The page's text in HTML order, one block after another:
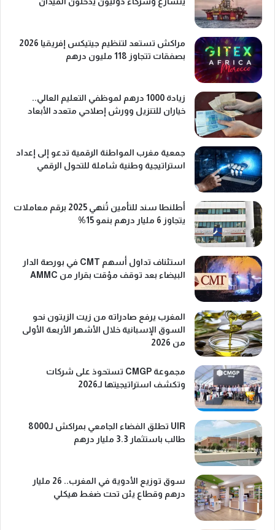
مراكش تستعد لتنظيم جيتيكس إفريقيا 2026
بصفقات تتجاوز 118 مليون درهم
زيادة 1000 درهم لموظفي التعليم العالي..
خياران للتنزيل وورش إصلاحي متعدد الأبعاد
جمعية مغرب المواطنة الرقمية تدعو إلى إعداد
استراتيجية وطنية شاملة للتحول الرقمي
أطلنطا سند للتأمين تُنهي 2025 برقم معاملات
يتجاوز 6 مليار درهم بنمو 15%
استئناف تداول أسهم CMT في بورصة الدار
البيضاء بعد توقف مؤقت بقرار من AMMC
المغرب يرفع صادراته من زيت الزيتون نحو
السوق الإسبانية خلال الأشهر الأربعة الأولى
من 2026
مجموعة CMGP تستحوذ على شركات
وتكشف استراتيجيتها لـ2026
UIR تطلق الفضاء الجامعي بمراكش لـ8000
طالب باستثمار 3.3 مليار درهم
سوق توزيع الأدوية في المغرب.. 26 مليار
درهم وقطاع يئن تحت ضغط هيكلي